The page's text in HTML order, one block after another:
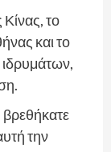
το
και το
την